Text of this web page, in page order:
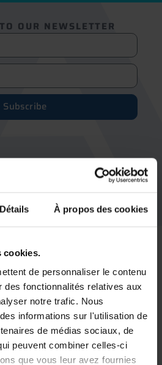
Détails À propos des cookies
de personnaliser le contenu
des fonctionnalités relatives aux
notre trafic. Nous
informations sur l'utilisation de
de médias sociaux, de
peuvent combiner celles-ci
que vous leur avez fournies
OUR NEWSLETTER
Subscribe
& buses
& Logistics robots
gantry cranes and cranes
& quarries
industrial automation
and security
environments